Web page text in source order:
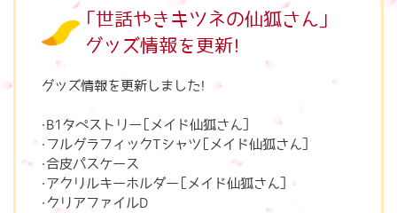
「世話やきキツネの仙狐さん」
グッズ情報を更新！
グッズ情報を更新しました！
・B1タペストリー［メイド仙狐さん］
・フルグラフィックTシャツ［メイド仙狐さん］
・合皮パスケース
・アクリルキーホルダー［メイド仙狐さん］
・クリアファイルD